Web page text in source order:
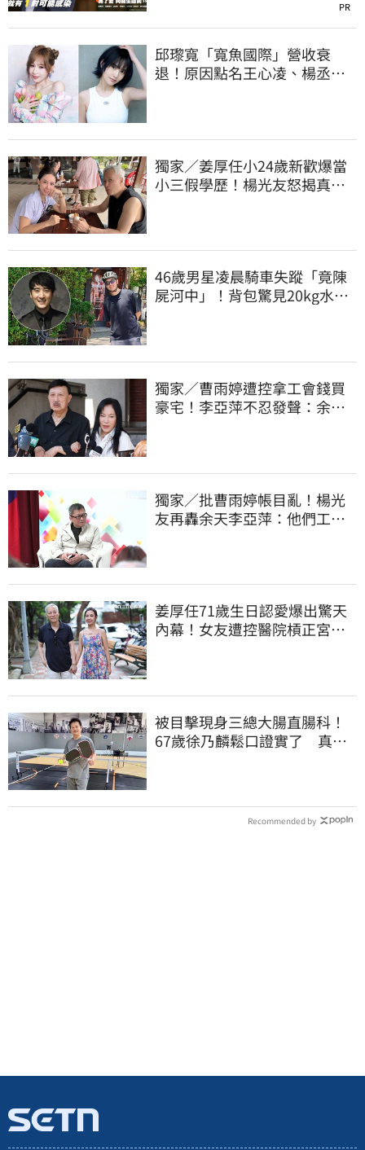
PR
邱瓈寬「寬魚國際」營收衰
退！原因點名王心凌、楊丞琳
獨家／姜厚任小24歲新歡爆當
小三假學歷！楊光友怒揭真實
46歲男星凌晨騎車失蹤「竟陳
屍河中」！背包驚見20kg水泥
獨家／曹雨婷遭控拿工會錢買
豪宅！李亞萍不忍發聲：余天
獨家／批曹雨婷帳目亂！楊光
友再轟余天李亞萍：他們工會
姜厚任71歲生日認愛爆出驚天
內幕！女友遭控醫院槓正宮女
被目擊現身三總大腸直腸科！
67歲徐乃麟鬆口證實了 真實
Recommended by